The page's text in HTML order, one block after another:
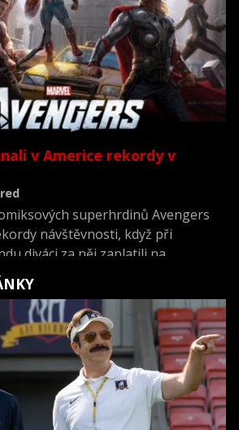
v Americe rekordy v
superhrdinů Avengers
návštěvnosti, když při
diváci za něj zaplatili na
dolarů (3,9 miliardy korun).
odhadů hollywoodských studií.